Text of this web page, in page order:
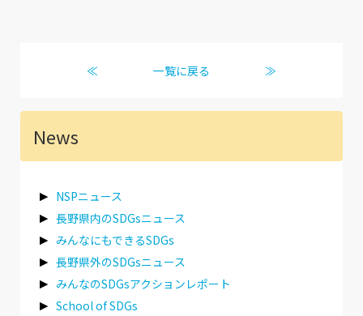
≪ 一覧に戻る ≫
News
NSPニュース
長野県内のSDGsニュース
みんなにもできるSDGs
長野県外のSDGsニュース
みんなのSDGsアクションレポート
School of SDGs